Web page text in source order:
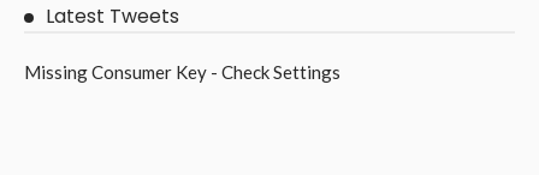
Latest Tweets
Missing Consumer Key - Check Settings